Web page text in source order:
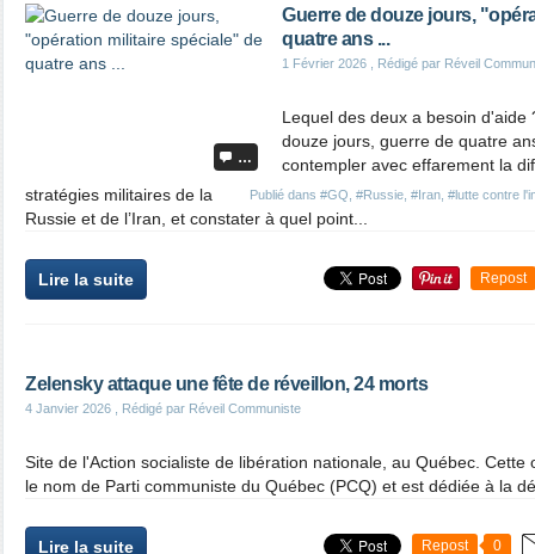
…
Guerre de douze jours,
quatre ans ...
1 Février 2026 , Rédigé par Réveil
Publié dans #GQ #Russie #Iran #lutte contre
Lequel des deux a besoin
douze jours, guerre de quatre
contempler avec effarement la
stratégies militaires de la
Russie et de l’Iran, et constater à quel point...
Lire la suite Repost
Zelensky attaque une fête de réveillon, 24 morts
4 Janvier 2026 , Rédigé par Réveil Communiste
Site de l'Action socialiste de libération nationale, au Québec.
le nom de Parti communiste du Québec (PCQ) et est dédiée à la
Lire la suite Repost 0